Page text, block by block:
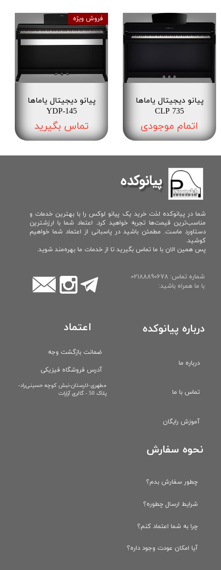
پیانو دیجیتال یاماها
CLP 735
اتمام موجودی
پیانو دیجیتال یاماها
YDP-145
تماس بگیرید
فروش ویژه
شما در پیانوکده لذت خرید یک پیانو لوکس را با بهترین خدمات و
مناسب‌ترین قیمت‌ها تجربه خواهید کرد. اعتماد شما با ارزشترین
دستاورد ماست. مطمئن باشید در پاسبانی از اعتماد شما خواهیم
کوشید.
پس همین الان با ما تماس بگیرید تا از خدمات ما بهره‌مند شوید.
شماره تماس: 02188890678
با ما همراه باشید:
پیانوکده
نحوه سفارش
چطور سفارش بدم؟
شرایط ارسال چطوره؟
چرا به شما اعتماد کنم؟
آیا امکان عودت وجود داره؟
اعتماد
ضمانت بازگشت وجه
آدرس فروشگاه فیزیکی
​مطهری-لارستان-نبش کوچه حسینی‌راد-
پلاک 50 - گالری آرارات
درباره پیانوکده
درباره ما
تماس با ما
آموزش رایگان